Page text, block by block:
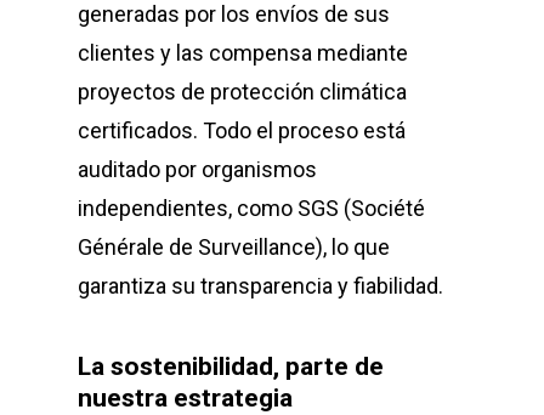
generadas por los envíos de sus
clientes y las compensa mediante
proyectos de protección climática
certificados. Todo el proceso está
auditado por organismos
independientes, como SGS (Société
Générale de Surveillance), lo que
garantiza su transparencia y fiabilidad.
La sostenibilidad, parte de
nuestra estrategia